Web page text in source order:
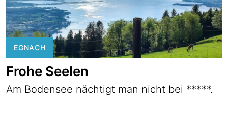
EGNACH
Frohe Seelen
Am Bodensee nächtigt man nicht bei *****.